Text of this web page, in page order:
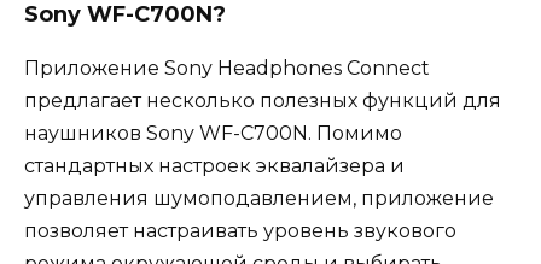
Sony WF-C700N?
Приложение Sony Headphones Connect
предлагает несколько полезных функций для
наушников Sony WF-C700N. Помимо
стандартных настроек эквалайзера и
управления шумоподавлением, приложение
позволяет настраивать уровень звукового